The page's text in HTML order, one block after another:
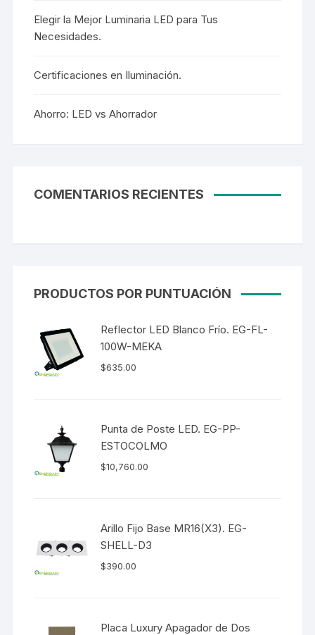
Elegir la Mejor Luminaria LED para Tus
Necesidades.
Certificaciones en Iluminación.
Ahorro: LED vs Ahorrador
COMENTARIOS RECIENTES
PRODUCTOS POR PUNTUACIÓN
Reflector LED Blanco Frío. EG-FL-
100W-MEKA
$635.00
Punta de Poste LED. EG-PP-
ESTOCOLMO
$10,760.00
Arillo Fijo Base MR16(X3). EG-
SHELL-D3
$390.00
Placa Luxury Apagador de Dos